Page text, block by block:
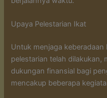
Upaya Pelestarian Ikat
Untuk menjaga keberadaan
pelestarian telah dilakukan,
dukungan finansial bagi
mencakup beberapa